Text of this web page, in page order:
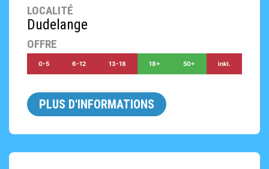
LOCALITÉ
Dudelange
OFFRE
0-5 6-12 13-18 18+ 50+ inkl.
PLUS D'INFORMATIONS